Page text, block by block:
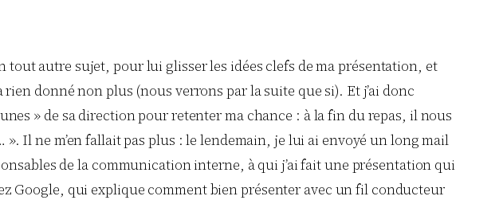
tout autre sujet, pour lui glisser les idées clefs de ma présentation, et
donné non plus (nous verrons par la suite que si). Et j’ai donc
» de sa direction pour retenter ma chance : à la fin du repas, il nous
Il ne m’en fallait pas plus : le lendemain, je lui ai envoyé un long mail
de la communication interne, à qui j’ai fait une présentation qui
Google, qui explique comment bien présenter avec un fil conducteur